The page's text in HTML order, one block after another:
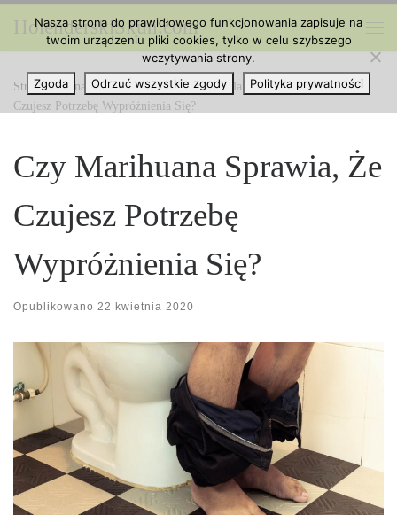
Przejdź do treści
HolenderskiSkun.com
Strona główna » Ciekawe Artykuły » Czy Marihuana Sprawia, Że
Czujesz Potrzebę Wypróżnienia Się?
Czy Marihuana Sprawia, Że
Czujesz Potrzebę
Wypróżnienia Się?
Opublikowano 22 kwietnia 2020
Nasza strona do prawidłowego funkcjonowania zapisuje na
twoim urządzeniu pliki cookies, tylko w celu szybszego
wczytywania strony.
Zgoda
Odrzuć wszystkie zgody Polityka prywatności